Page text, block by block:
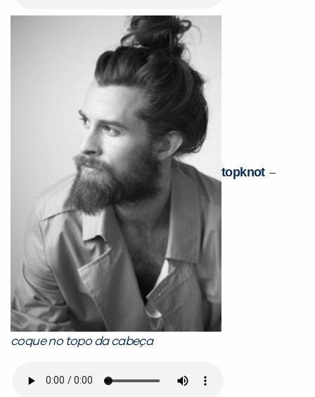
topknot –
coque no topo da cabeça